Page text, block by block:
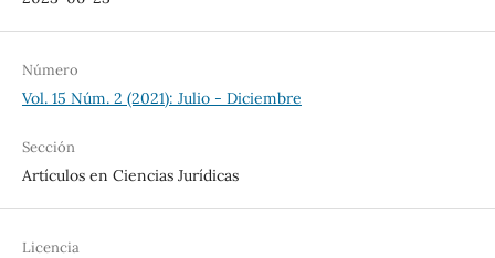
Número
Vol. 15 Núm. 2 (2021): Julio - Diciembre
Sección
Artículos en Ciencias Jurídicas
Licencia